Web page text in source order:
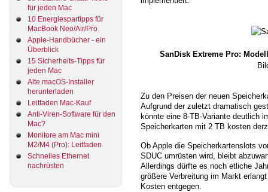
für jeden Mac
10 Energiespartipps für
MacBook Neo/Air/Pro
Apple-Handbücher - ein
Überblick
15 Sicherheits-Tipps für
jeden Mac
Alte macOS-Installer
herunterladen
Leitfaden Mac-Kauf
Anti-Viren-Software für den
Mac?
Monitore am Mac mini
M2/M4 (Pro): Leitfaden
Schnelles Ethernet
nachrüsten
SanDisk Extreme Pro:
Zu den Preisen der neuen
Aufgrund der zuletzt dramatisch
könnte eine 8-TB-Variante deutlich
Speicherkarten mit 2 TB kosten
Ob Apple die Speicherkartenslots
SDUC umrüsten wird, bleibt
Allerdings dürfte es noch etliche
größere Verbreitung im Markt
Kosten entgegen.